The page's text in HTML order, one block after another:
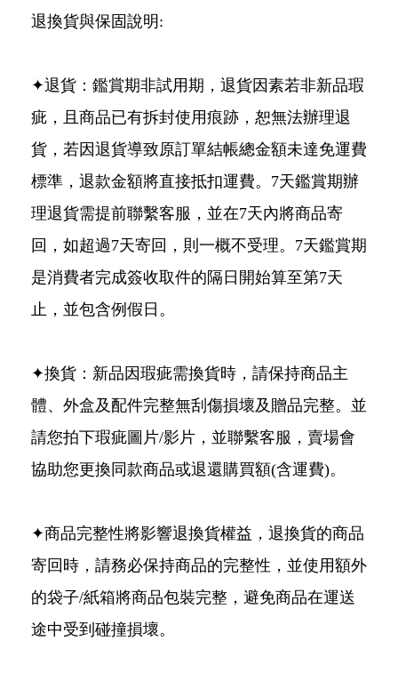
退換貨與保固說明:
✦退貨：鑑賞期非試用期，退貨因素若非新品瑕
疵，且商品已有拆封使用痕跡，恕無法辦理退
貨，若因退貨導致原訂單結帳總金額未達免運費
標準，退款金額將直接抵扣運費。7天鑑賞期辦
理退貨需提前聯繫客服，並在7天內將商品寄
回，如超過7天寄回，則一概不受理。7天鑑賞期
是消費者完成簽收取件的隔日開始算至第7天
止，並包含例假日。
✦換貨：新品因瑕疵需換貨時，請保持商品主
體、外盒及配件完整無刮傷損壞及贈品完整。並
請您拍下瑕疵圖片/影片，並聯繫客服，賣場會
協助您更換同款商品或退還購買額(含運費)。
✦商品完整性將影響退換貨權益，退換貨的商品
寄回時，請務必保持商品的完整性，並使用額外
的袋子/紙箱將商品包裝完整，避免商品在運送
途中受到碰撞損壞。